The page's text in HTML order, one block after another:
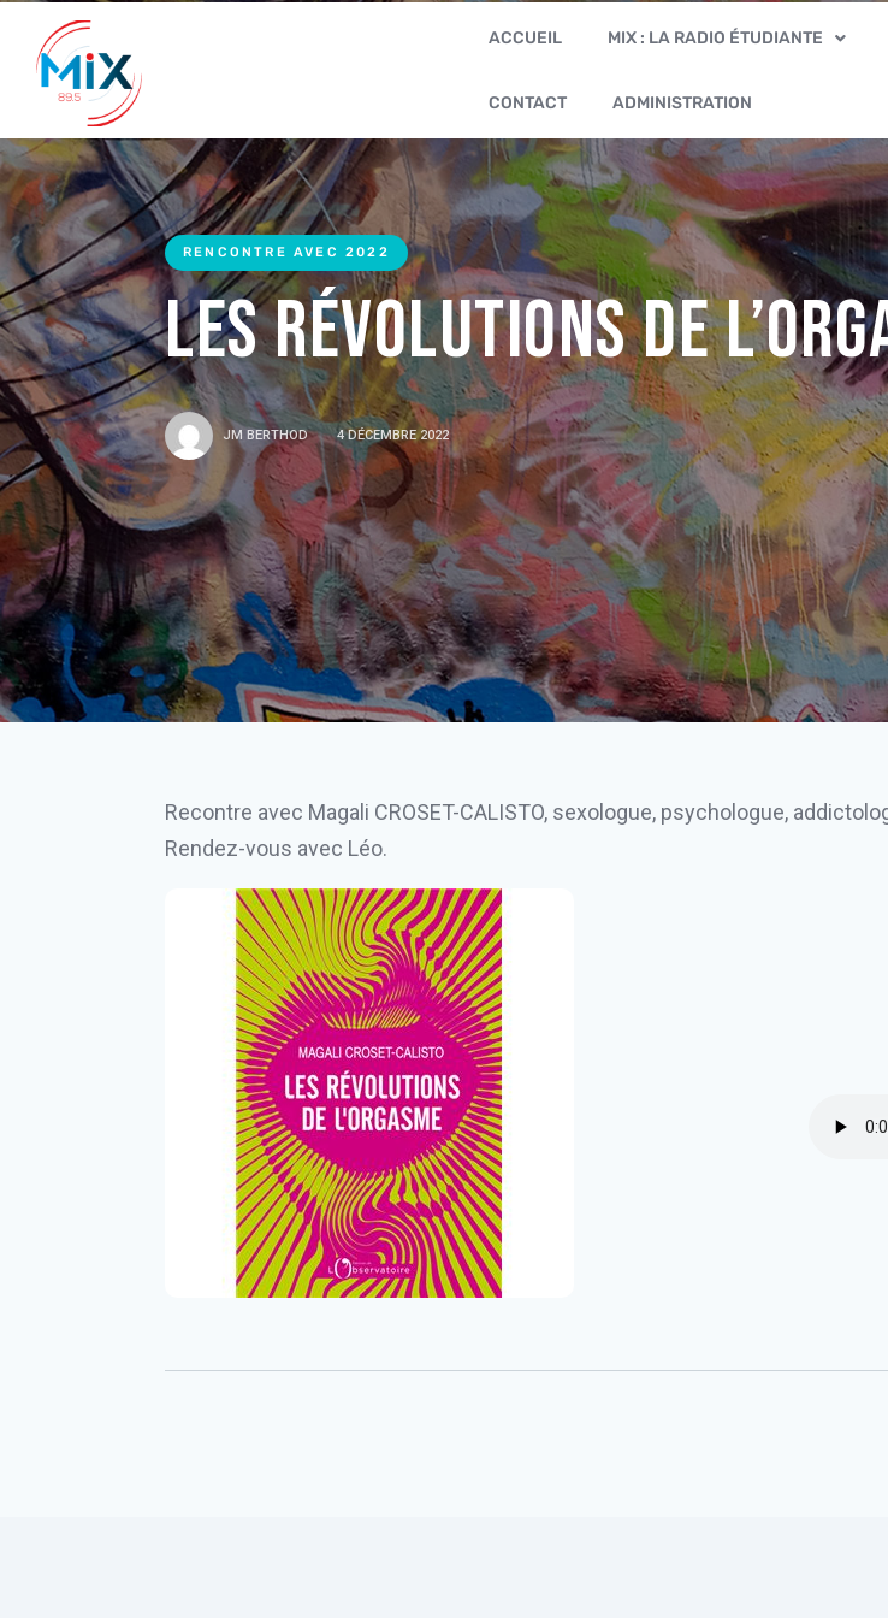
ACCUEIL MIX : LA RADIO ÉTUDIANTE
CONTACT ADMINISTRATION
RENCONTRE AVEC 2022
Les Révolutions de
JM BERTHOD 4 DÉCEMBRE 2022
Recontre avec Magali CROSET-CALISTO, sexologue, psychologue,
Rendez-vous avec Léo.